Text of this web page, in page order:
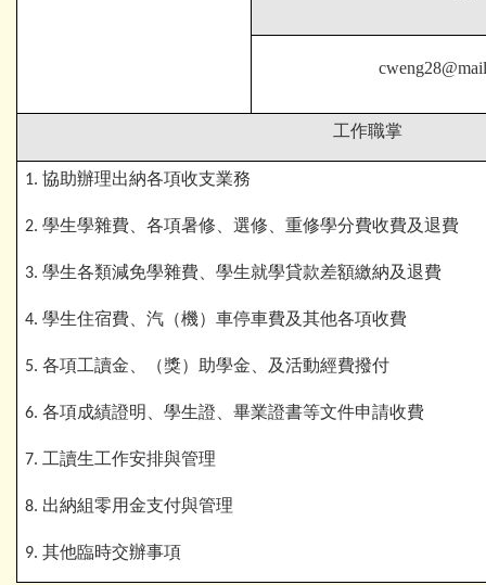
工作職掌
1. 協助辦理出納各項收支業務
2. 學生學雜費、各項暑修、選修、重修學分費收費及退費
3. 學生各類減免學雜費、學生就學貸款差額繳納及退費
4. 學生住宿費、汽（機）車停車費及其他各項收費
5. 各項工讀金、（獎）助學金、及活動經費撥付
6. 各項成績證明、學生證、畢業證書等文件申請收費
7. 工讀生工作安排與管理
8. 出納組零用金支付與管理
9. 其他臨時交辦事項